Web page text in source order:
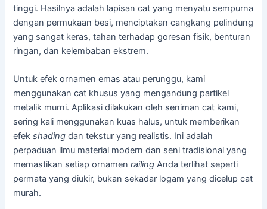
tinggi. Hasilnya adalah lapisan cat yang menyatu sempurna
dengan permukaan besi, menciptakan cangkang pelindung
yang sangat keras, tahan terhadap goresan fisik, benturan
ringan, dan kelembaban ekstrem.
Untuk efek ornamen emas atau perunggu, kami
menggunakan cat khusus yang mengandung partikel
metalik murni. Aplikasi dilakukan oleh seniman cat kami,
sering kali menggunakan kuas halus, untuk memberikan
efekshading dan tekstur yang realistis. Ini adalah
perpaduan ilmu material modern dan seni tradisional yang
memastikan setiap ornamenrailing Anda terlihat seperti
permata yang diukir, bukan sekadar logam yang dicelup cat
murah.